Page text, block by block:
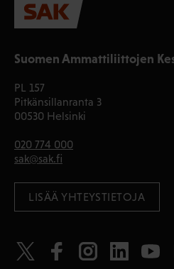
Suomen Ammattiliittojen
PL 157
Pitkänsillanranta 3
00530 Helsinki
020 774 000
sak@sak.fi
LISÄÄ YHTEYSTIETOJA